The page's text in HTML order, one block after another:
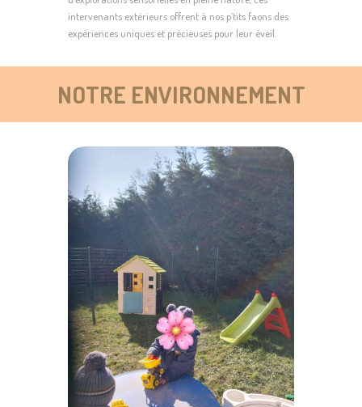
intervenants extérieurs offrent à nos p’tits faons des
expériences uniques et précieuses pour leur éveil.
NOTRE ENVIRONNEMENT